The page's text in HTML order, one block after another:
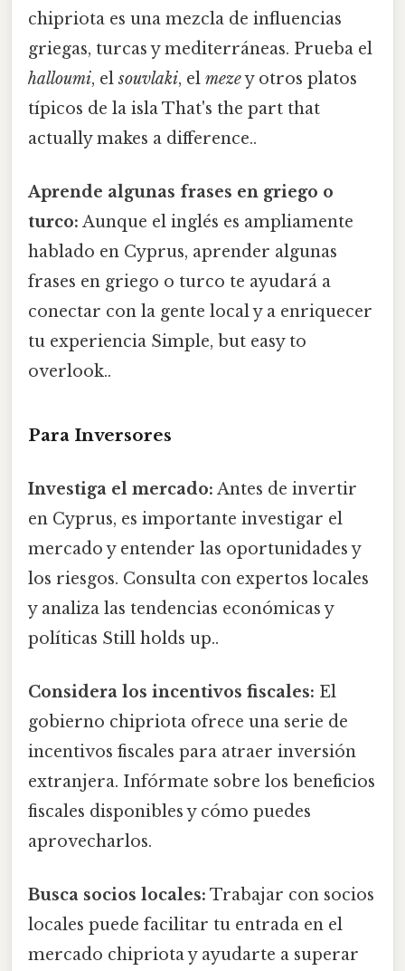
chipriota es una mezcla de influencias
griegas, turcas y mediterráneas. Prueba el
halloumi, elsouvlaki, el mezey otros platos
típicos de la isla That's the part that
actually makes a difference..
Aprende algunas frases en griego o
turco: Aunque el inglés es ampliamente
hablado en Cyprus, aprender algunas
frases en griego o turco te ayudará a
conectar con la gente local y a enriquecer
tu experiencia Simple, but easy to
overlook..
Para Inversores
Investiga el mercado: Antes de invertir
en Cyprus, es importante investigar el
mercado y entender las oportunidades y
los riesgos. Consulta con expertos locales
y analiza las tendencias económicas y
políticas Still holds up..
Considera los incentivos fiscales: El
gobierno chipriota ofrece una serie de
incentivos fiscales para atraer inversión
extranjera. Infórmate sobre los beneficios
fiscales disponibles y cómo puedes
aprovecharlos.
Busca socios locales: Trabajar con socios
locales puede facilitar tu entrada en el
mercado chipriota y ayudarte a superar